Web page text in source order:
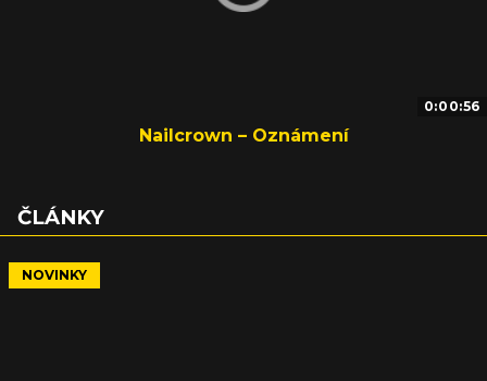
0:00:56
Nailcrown – Oznámení
ČLÁNKY
NOVINKY